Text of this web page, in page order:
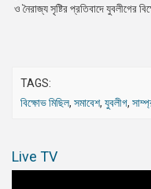
ও নৈরাজ্য সৃষ্টির প্রতিবাদে যুবলীগের
TAGS:
বিক্ষোভ মিছিল, সমাবেশ, যুবলীগ,
Live TV